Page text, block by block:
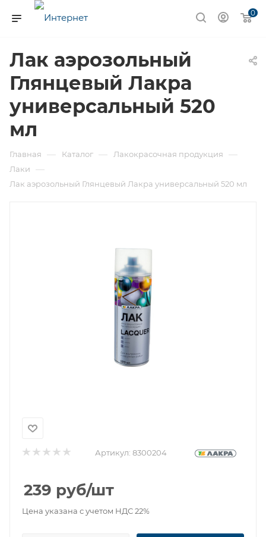
0
Лак аэрозольный
Глянцевый Лакра
универсальный 520
мл
Главная — Каталог — Лакокрасочная продукция —
Лаки —
Лак аэрозольный Глянцевый Лакра универсальный 520 мл
Артикул: 8300204
239 руб/шт
Цена указана с учетом НДС 22%